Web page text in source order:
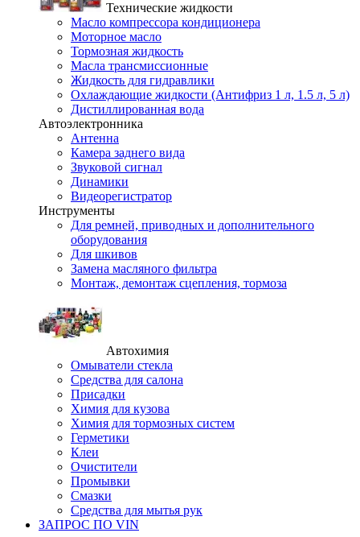
Технические жидкости
Масло компрессора кондиционера
Моторное масло
Тормозная жидкость
Масла трансмиссионные
Жидкость для гидравлики
Охлаждающие жидкости (Антифриз 1 л, 1.5 л, 5 л)
Дистиллированная вода
Автоэлектронника
Антенна
Камера заднего вида
Звуковой сигнал
Динамики
Видеорегистратор
Инструменты
Для ремней, приводных и дополнительного
оборудования
Для шкивов
Замена масляного фильтра
Монтаж, демонтаж сцепления, тормоза
Автохимия
Омыватели стекла
Средства для салона
Присадки
Химия для кузова
Химия для тормозных систем
Герметики
Клеи
Очистители
Промывки
Смазки
Средства для мытья рук
ЗАПРОС ПО VIN